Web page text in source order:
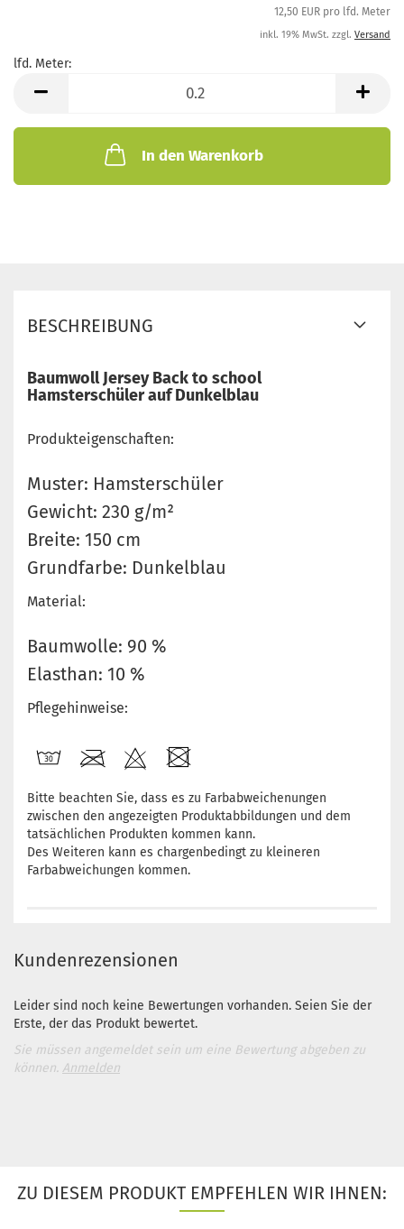
12,50 EUR pro lfd. Meter
inkl. 19% MwSt. zzgl. Versand
lfd. Meter:
Meter
In den Warenkorb
BESCHREIBUNG
Baumwoll Jersey Back to school
Hamsterschüler auf Dunkelblau
Produkteigenschaften:
Muster: Hamsterschüler
Gewicht: 230 g/m²
Breite: 150 cm
Grundfarbe: Dunkelblau
Material:
Baumwolle: 90 %
Elasthan: 10 %
Pflegehinweise:
Bitte beachten Sie, dass es zu Farbabweichenungen
zwischen den angezeigten Produktabbildungen und dem
tatsächlichen Produkten kommen kann.
Des Weiteren kann es chargenbedingt zu kleineren
Farbabweichungen kommen.
Kundenrezensionen
Leider sind noch keine Bewertungen vorhanden. Seien Sie der
Erste, der das Produkt bewertet.
Sie müssen angemeldet sein um eine Bewertung abgeben zu
können. Anmelden
ZU DIESEM PRODUKT EMPFEHLEN WIR IHNEN: